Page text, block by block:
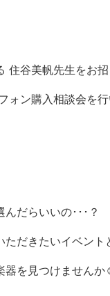
谷美帆先生をお招
ン購入相談会を行
だらいいの･･･？
だきたいイベント
器を見つけませんか